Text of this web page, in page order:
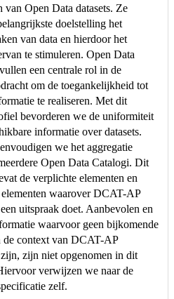
van Open Data datasets. Ze
doelstelling het
van data en hierdoor het
te stimuleren. Open Data
een centrale rol in de
om de toegankelijkheid tot
te realiseren. Met dit
bevorderen we de uniformiteit
informatie over datasets.
we het aggregatie
Open Data Catalogi. Dit
de verplichte elementen en
waarover DCAT-AP
uitspraak doet. Aanbevolen en
waarvoor geen bijkomende
de context van DCAT-AP
zijn niet opgenomen in dit
verwijzen we naar de
zelf.